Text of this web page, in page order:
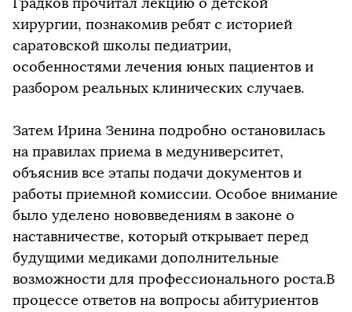
хирургии, познакомив ребят с историей
саратовской школы педиатрии,
особенностями лечения юных пациентов и
разбором реальных клинических случаев.
Затем Ирина Зенина подробно остановилась
на правилах приема в медуниверситет,
объяснив все этапы подачи документов и
работы приемной комиссии. Особое внимание
было уделено нововведениям в законе о
наставничестве, который открывает перед
будущими медиками дополнительные
возможности для профессионального роста.В
процессе ответов на вопросы абитуриентов